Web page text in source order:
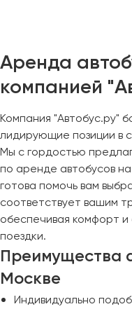
Аренда
компанией
Компания "Автобус.ру"
лидирующие позиции в
Мы с гордостью
по аренде автобусов
готова помочь вам
соответствует вашим
обеспечивая комфорт
поездки.
Преимущества
Москве
Индивидуально